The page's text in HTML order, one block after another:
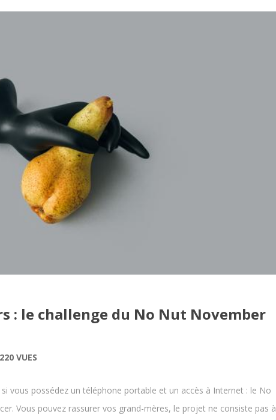
: le challenge du No Nut November
VUES
vous possédez un téléphone portable et un accès à Internet : le No
Vous pouvez rassurer vos grand-mères, le projet ne consiste pas à